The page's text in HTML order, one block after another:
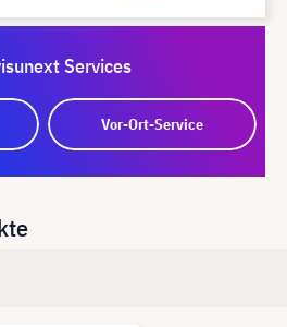
Services
Vor-Ort-Service